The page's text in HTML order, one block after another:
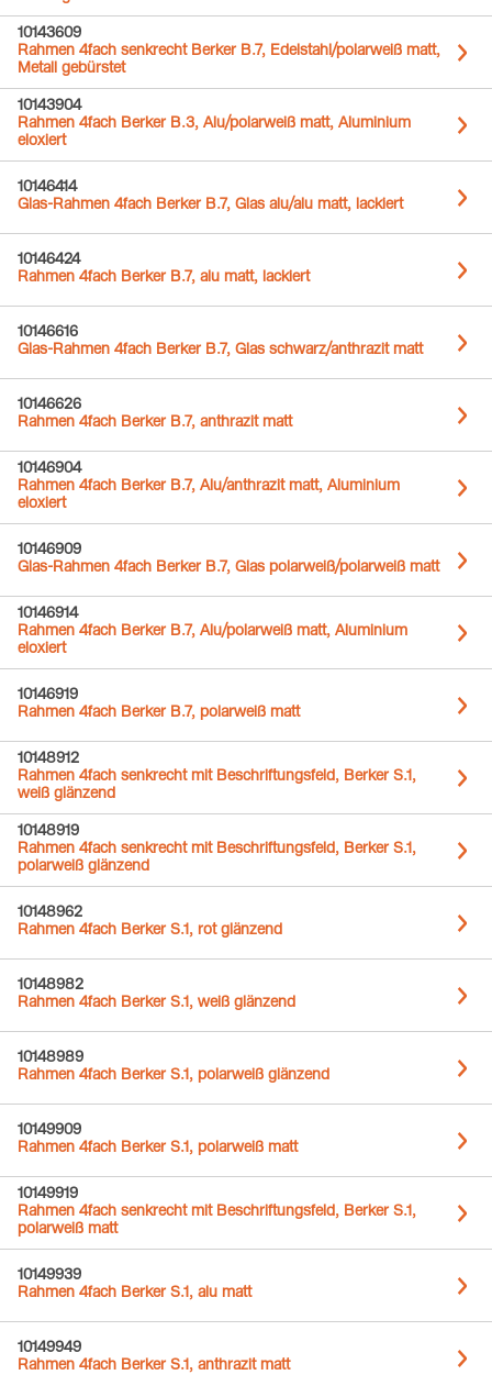
10143609
Rahmen 4fach senkrecht Berker B.7, Edelstahl/polarweiß matt,
Metall gebürstet
10143904
Rahmen 4fach Berker B.3, Alu/polarweiß matt, Aluminium
eloxiert
10146414
Glas-Rahmen 4fach Berker B.7, Glas alu/alu matt, lackiert
10146424
Rahmen 4fach Berker B.7, alu matt, lackiert
10146616
Glas-Rahmen 4fach Berker B.7, Glas schwarz/anthrazit matt
10146626
Rahmen 4fach Berker B.7, anthrazit matt
10146904
Rahmen 4fach Berker B.7, Alu/anthrazit matt, Aluminium
eloxiert
10146909
Glas-Rahmen 4fach Berker B.7, Glas polarweiß/polarweiß matt
10146914
Rahmen 4fach Berker B.7, Alu/polarweiß matt, Aluminium
eloxiert
10146919
Rahmen 4fach Berker B.7, polarweiß matt
10148912
Rahmen 4fach senkrecht mit Beschriftungsfeld, Berker S.1,
weiß glänzend
10148919
Rahmen 4fach senkrecht mit Beschriftungsfeld, Berker S.1,
polarweiß glänzend
10148962
Rahmen 4fach Berker S.1, rot glänzend
10148982
Rahmen 4fach Berker S.1, weiß glänzend
10148989
Rahmen 4fach Berker S.1, polarweiß glänzend
10149909
Rahmen 4fach Berker S.1, polarweiß matt
10149919
Rahmen 4fach senkrecht mit Beschriftungsfeld, Berker S.1,
polarweiß matt
10149939
Rahmen 4fach Berker S.1, alu matt
10149949
Rahmen 4fach Berker S.1, anthrazit matt